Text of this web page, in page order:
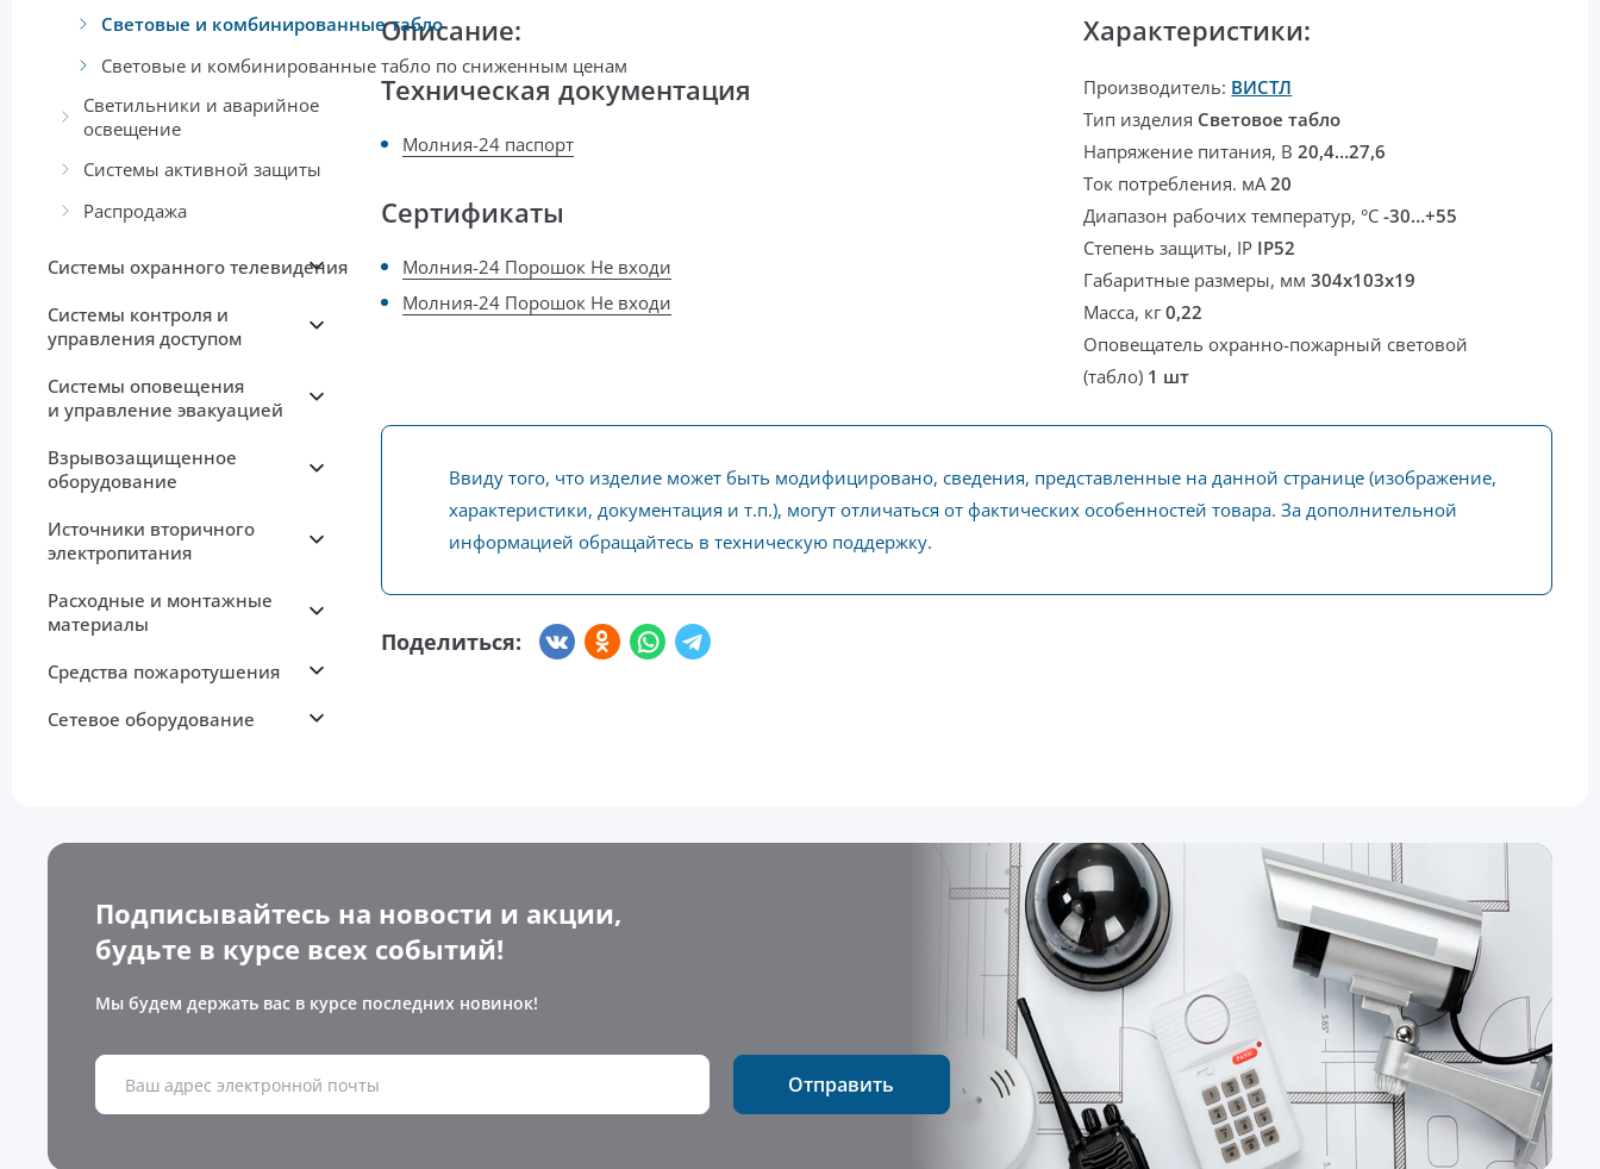
Характеристики:
Производитель: ВИСТЛ
Тип изделия Световое табло
Напряжение питания, В20,4…27,6
Ток потребления. мА20
Диапазон рабочих температур, °С-30…+55
Степень защиты, IP IP52
Габаритные размеры, мм304x103x19
Масса, кг0,22
Оповещатель охранно-пожарный световой
(табло) 1 шт
Описание:
Техническая документация
Молния-24 паспорт
Сертификаты
Молния-24 Порошок Не входи
Молния-24 Порошок Не входи
Ввиду того, что изделие может быть модифицировано, сведения, представленные на данной странице (изображение,
характеристики, документация и т.п.), могут отличаться от фактических особенностей товара. За дополнительной
информацией обращайтесь в техническую поддержку.
Поделиться:
Световые и комбинированные табло
Световые и комбинированные табло по сниженным ценам
Светильники и аварийное
освещение
Системы активной защиты
Распродажа
Системы охранного телевидения
Системы контроля и
управления доступом
Системы оповещения
и управление эвакуацией
Взрывозащищенное
оборудование
Источники вторичного
электропитания
Расходные и монтажные
материалы
Средства пожаротушения
Сетевое оборудование
Подписывайтесь на новости и акции,
будьте в курсе всех событий!
Мы будем держать вас в курсе последних новинок!
Отправить